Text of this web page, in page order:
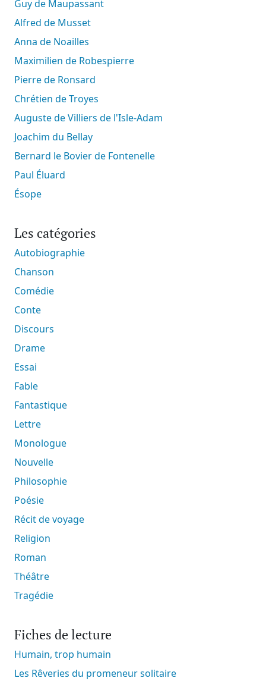
Guy de Maupassant
Alfred de Musset
Anna de Noailles
Maximilien de Robespierre
Pierre de Ronsard
Chrétien de Troyes
Auguste de Villiers de l'Isle-Adam
Joachim du Bellay
Bernard le Bovier de Fontenelle
Paul Éluard
Ésope
Les catégories
Autobiographie
Chanson
Comédie
Conte
Discours
Drame
Essai
Fable
Fantastique
Lettre
Monologue
Nouvelle
Philosophie
Poésie
Récit de voyage
Religion
Roman
Théâtre
Tragédie
Fiches de lecture
Humain, trop humain
Les Rêveries du promeneur solitaire